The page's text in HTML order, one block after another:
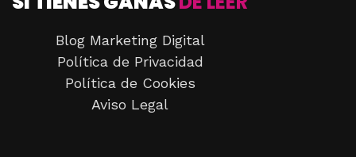
Blog Marketing Digital
Política de Privacidad
Política de Cookies
Aviso Legal